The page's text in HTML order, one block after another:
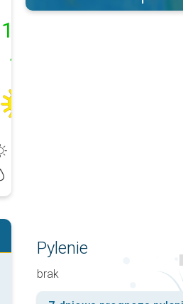
poniedziałek, 10.08
12
4
wtorek, 11.08
Pylenie
brak